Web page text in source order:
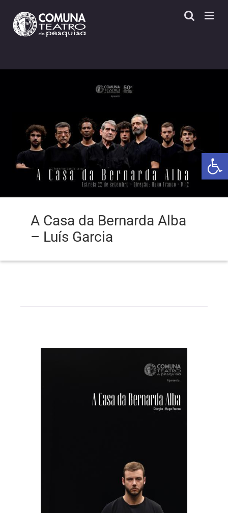
content
A Casa da Bernarda Alba
– Luís Garcia